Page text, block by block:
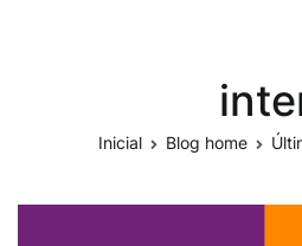
Inicial Blog home